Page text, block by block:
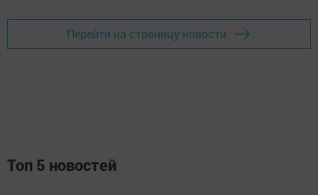
Перейти на страницу новости
Топ 5 новостей